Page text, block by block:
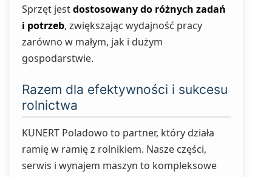
Sprzęt jestdostosowany do różnych zadań
i potrzeb, zwiększając wydajność pracy
zarówno w małym, jak i dużym
gospodarstwie.
Razem dla efektywności i sukcesu
rolnictwa
KUNERT Poladowo to partner, który działa
ramię w ramię z rolnikiem. Nasze części,
serwis i wynajem maszyn to kompleksowe